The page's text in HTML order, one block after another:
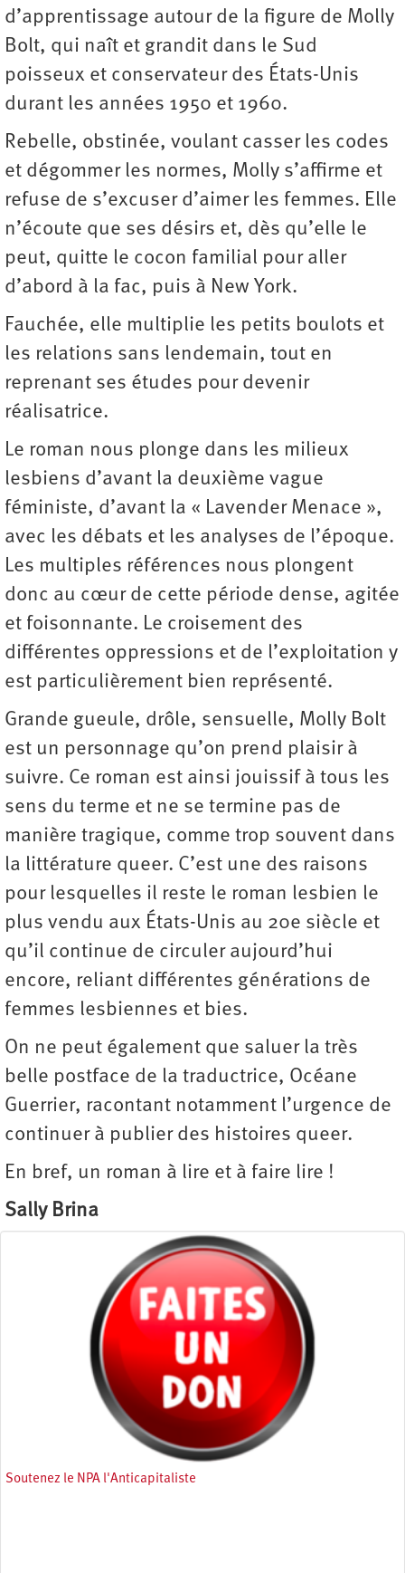
d’apprentissage autour de la figure de Molly
Bolt, qui naît et grandit dans le Sud
poisseux et conservateur des États-Unis
durant les années 1950 et 1960.
Rebelle, obstinée, voulant casser les codes
et dégommer les normes, Molly s’affirme et
refuse de s’excuser d’aimer les femmes. Elle
n’écoute que ses désirs et, dès qu’elle le
peut, quitte le cocon familial pour aller
d’abord à la fac, puis à New York.
Fauchée, elle multiplie les petits boulots et
les relations sans lendemain, tout en
reprenant ses études pour devenir
réalisatrice.
Le roman nous plonge dans les milieux
lesbiens d’avant la deuxième vague
féministe, d’avant la « Lavender Menace »,
avec les débats et les analyses de l’époque.
Les multiples références nous plongent
donc au cœur de cette période dense, agitée
et foisonnante. Le croisement des
différentes oppressions et de l’exploitation y
est particulièrement bien représenté.
Grande gueule, drôle, sensuelle, Molly Bolt
est un personnage qu’on prend plaisir à
suivre. Ce roman est ainsi jouissif à tous les
sens du terme et ne se termine pas de
manière tragique, comme trop souvent dans
la littérature queer. C’est une des raisons
pour lesquelles il reste le roman lesbien le
plus vendu aux États-Unis au 20e siècle et
qu’il continue de circuler aujourd’hui
encore, reliant différentes générations de
femmes lesbiennes et bies.
On ne peut également que saluer la très
belle postface de la traductrice, Océane
Guerrier, racontant notamment l’urgence de
continuer à publier des histoires queer.
En bref, un roman à lire et à faire lire !
Sally Brina
Soutenez le NPA l'Anticapitaliste